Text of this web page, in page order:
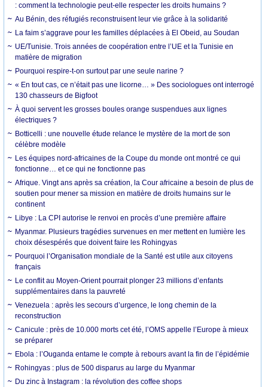
: comment la technologie peut-elle respecter les droits humains ?
Au Bénin, des réfugiés reconstruisent leur vie grâce à la solidarité
La faim s’aggrave pour les familles déplacées à El Obeid, au Soudan
UE/Tunisie. Trois années de coopération entre l’UE et la Tunisie en
matière de migration
Pourquoi respire-t-on surtout par une seule narine ?
« En tout cas, ce n’était pas une licorne… » Des sociologues ont interrogé
130 chasseurs de Bigfoot
À quoi servent les grosses boules orange suspendues aux lignes
électriques ?
Botticelli : une nouvelle étude relance le mystère de la mort de son
célèbre modèle
Les équipes nord-africaines de la Coupe du monde ont montré ce qui
fonctionne… et ce qui ne fonctionne pas
Afrique. Vingt ans après sa création, la Cour africaine a besoin de plus de
soutien pour mener sa mission en matière de droits humains sur le
continent
Libye : La CPI autorise le renvoi en procès d’une première affaire
Myanmar. Plusieurs tragédies survenues en mer mettent en lumière les
choix désespérés que doivent faire les Rohingyas
Pourquoi l’Organisation mondiale de la Santé est utile aux citoyens
français
Le conflit au Moyen-Orient pourrait plonger 23 millions d’enfants
supplémentaires dans la pauvreté
Venezuela : après les secours d’urgence, le long chemin de la
reconstruction
Canicule : près de 10.000 morts cet été, l’OMS appelle l’Europe à mieux
se préparer
Ebola : l’Ouganda entame le compte à rebours avant la fin de l’épidémie
Rohingyas : plus de 500 disparus au large du Myanmar
Du zinc à Instagram : la révolution des coffee shops